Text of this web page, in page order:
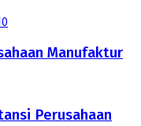
0
Manufaktur
Perusahaan